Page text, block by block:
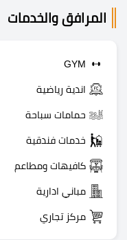
المرافق والخدمات
GYM
اندية رياضية
حمامات سباحة
خدمات فندقية
كافيهات ومطاعم
مباني ادارية
مركز تجاري